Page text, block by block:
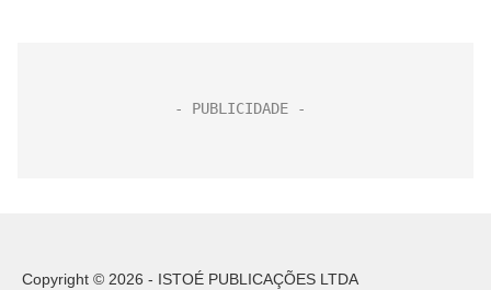
Copyright © 2026 - ISTOÉ PUBLICAÇÕES LTDA